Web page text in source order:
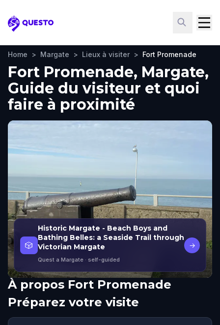
Questo
Home > Margate > Lieux à visiter > Fort Promenade
Fort Promenade, Margate,
Guide du visiteur et quoi
faire à proximité
🎲
Historic Margate - Beach Boys and
Bathing Belles: a Seaside Trail through
Victorian Margate
Quest a Margate · self-guided
→
À propos Fort Promenade
Préparez votre visite